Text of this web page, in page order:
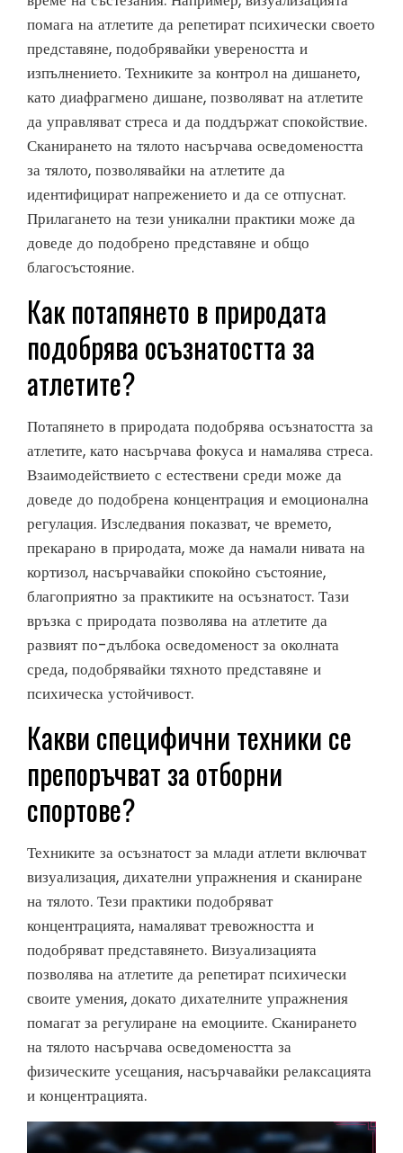
помага на атлетите да репетират психически своето
представяне, подобрявайки увереността и
изпълнението. Техниките за контрол на дишането,
като диафрагмено дишане, позволяват на атлетите
да управляват стреса и да поддържат спокойствие.
Сканирането на тялото насърчава осведомеността
за тялото, позволявайки на атлетите да
идентифицират напрежението и да се отпуснат.
Прилагането на тези уникални практики може да
доведе до подобрено представяне и общо
благосъстояние.
Как потапянето в природата
подобрява осъзнатостта за
атлетите?
Потапянето в природата подобрява осъзнатостта за
атлетите, като насърчава фокуса и намалява стреса.
Взаимодействието с естествени среди може да
доведе до подобрена концентрация и емоционална
регулация. Изследвания показват, че времето,
прекарано в природата, може да намали нивата на
кортизол, насърчавайки спокойно състояние,
благоприятно за практиките на осъзнатост. Тази
връзка с природата позволява на атлетите да
развият по-дълбока осведоменост за околната
среда, подобрявайки тяхното представяне и
психическа устойчивост.
Какви специфични техники се
препоръчват за отборни
спортове?
Техниките за осъзнатост за млади атлети включват
визуализация, дихателни упражнения и сканиране
на тялото. Тези практики подобряват
концентрацията, намаляват тревожността и
подобряват представянето. Визуализацията
позволява на атлетите да репетират психически
своите умения, докато дихателните упражнения
помагат за регулиране на емоциите. Сканирането
на тялото насърчава осведомеността за
физическите усещания, насърчавайки релаксацията
и концентрацията.